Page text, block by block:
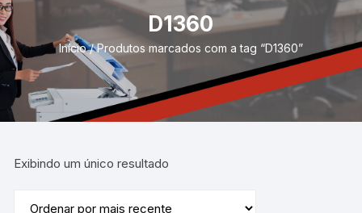
D1360
Início/ Produtos marcados com a tag “D1360”
Exibindo um único resultado